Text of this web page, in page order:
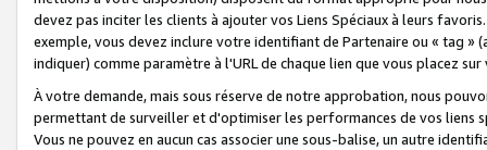
devez pas inciter les clients à ajouter vos Liens Spéciaux à leurs
exemple, vous devez inclure votre identifiant de Partenaire ou « tag
indiquer) comme paramètre à l'URL de chaque lien que vous placez
À votre demande, mais sous réserve de notre approbation, nous
permettant de surveiller et d'optimiser les performances de vos liens
Vous ne pouvez en aucun cas associer une sous-balise, un autre